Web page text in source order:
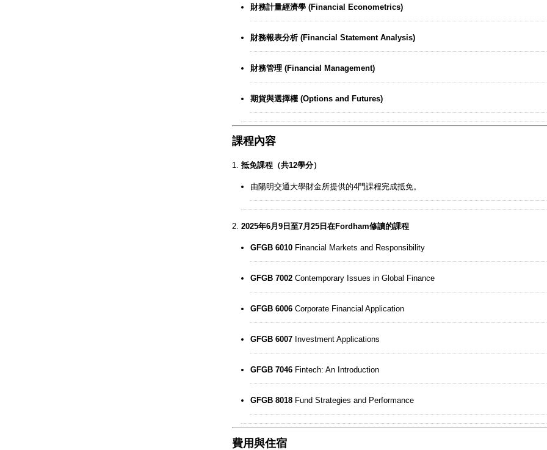
財務計量經濟學 (Financial Econometrics)
財務報表分析 (Financial Statement Analysis)
財務管理 (Financial Management)
期貨與選擇權 (Options and Futures)
課程內容
抵免課程（共12學分）
由陽明交通大學財金所提供的4門課程完成抵免。
2025年6月9日至7月25日在Fordham修讀的課程
GFGB 6010 Financial Markets and Responsibility
GFGB 7002 Contemporary Issues in Global Finance
GFGB 6006 Corporate Financial Application
GFGB 6007 Investment Applications
GFGB 7046 Fintech: An Introduction
GFGB 8018 Fund Strategies and Performance
費用與住宿